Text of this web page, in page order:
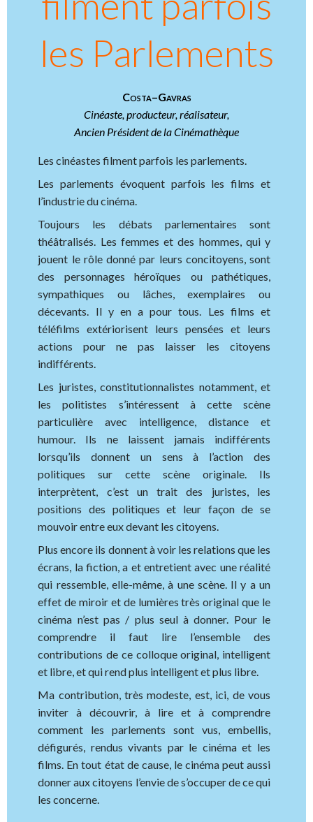
les Parlements
Costa–Gavras
Cinéaste, producteur, réalisateur,
Ancien Président de la Cinémathèque
Les cinéastes filment parfois les parlements.
Les parlements évoquent parfois les films et
l’industrie du cinéma.
Toujours les débats parlementaires sont
théâtralisés. Les femmes et des hommes, qui y
jouent le rôle donné par leurs concitoyens, sont
des personnages héroïques ou pathétiques,
sympathiques ou lâches, exemplaires ou
décevants. Il y en a pour tous. Les films et
téléfilms extériorisent leurs pensées et leurs
actions pour ne pas laisser les citoyens
indifférents.
Les juristes, constitutionnalistes notamment, et
les politistes s’intéressent à cette scène
particulière avec intelligence, distance et
humour. Ils ne laissent jamais indifférents
lorsqu’ils donnent un sens à l’action des
politiques sur cette scène originale. Ils
interprètent, c’est un trait des juristes, les
positions des politiques et leur façon de se
mouvoir entre eux devant les citoyens.
Plus encore ils donnent à voir les relations que les
écrans, la fiction, a et entretient avec une réalité
qui ressemble, elle-même, à une scène. Il y a un
effet de miroir et de lumières très original que le
cinéma n’est pas / plus seul à donner. Pour le
comprendre il faut lire l’ensemble des
contributions de ce colloque original, intelligent
et libre, et qui rend plus intelligent et plus libre.
Ma contribution, très modeste, est, ici, de vous
inviter à découvrir, à lire et à comprendre
comment les parlements sont vus, embellis,
défigurés, rendus vivants par le cinéma et les
films. En tout état de cause, le cinéma peut aussi
donner aux citoyens l’envie de s’occuper de ce qui
les concerne.